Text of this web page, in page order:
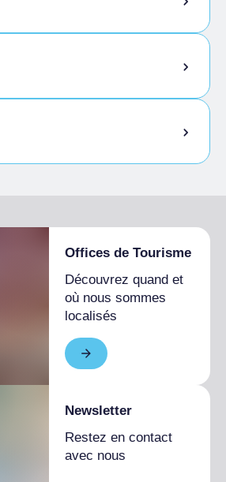
Offices de Tourisme
Découvrez quand et
où nous sommes
localisés
Newsletter
Restez en contact
avec nous